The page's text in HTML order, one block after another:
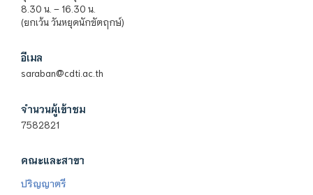
8.30 น. – 16.30 น.
(ยกเว้น วันหยุดนักขัตฤกษ์)
อีเมล
saraban@cdti.ac.th
จำนวนผู้เข้าชม
7582821
คณะและสาขา
ปริญญาตรี